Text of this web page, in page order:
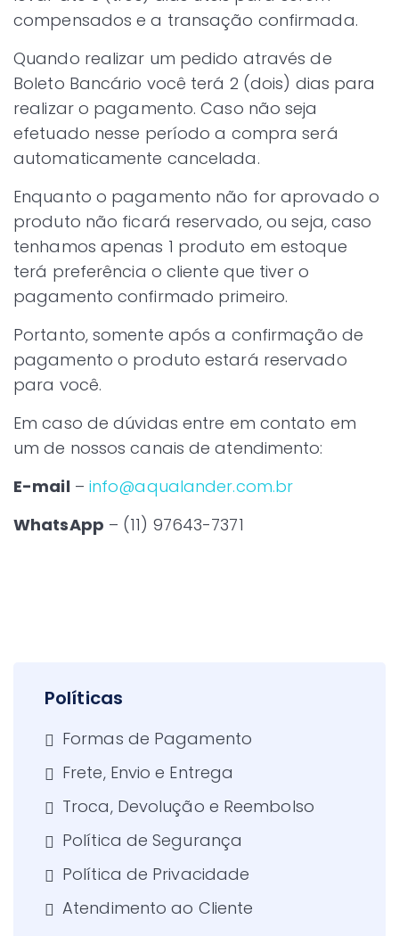
compensados e a transação confirmada.
Quando realizar um pedido através de
Boleto Bancário você terá 2 (dois) dias para
realizar o pagamento. Caso não seja
efetuado nesse período a compra será
automaticamente cancelada.
Enquanto o pagamento não for aprovado o
produto não ficará reservado, ou seja, caso
tenhamos apenas 1 produto em estoque
terá preferência o cliente que tiver o
pagamento confirmado primeiro.
Portanto, somente após a confirmação de
pagamento o produto estará reservado
para você.
Em caso de dúvidas entre em contato em
um de nossos canais de atendimento:
E-mail– info@aqualander.com.br
WhatsApp – (11) 97643-7371
Políticas
Formas de Pagamento
Frete, Envio e Entrega
Troca, Devolução e Reembolso
Política de Segurança
Política de Privacidade
Atendimento ao Cliente